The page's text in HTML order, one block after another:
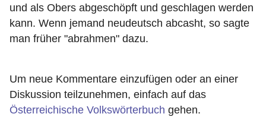
und als Obers abgeschöpft und geschlagen werden
kann. Wenn jemand neudeutsch abcasht, so sagte
man früher "abrahmen" dazu.
Um neue Kommentare einzufügen oder an einer
Diskussion teilzunehmen, einfach auf das
Österreichische Volkswörterbuch gehen.